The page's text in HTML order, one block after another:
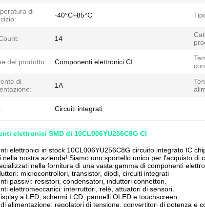
di
-40°C~85°C
14
del prodotto: Componenti elettronici CI
di
1A
Circuiti integrati
elettronici SMD di 10CL006YU256C8G CI
elettronici in stock 10CL006YU256C8G circuito integrato IC
nella nostra azienda! Siamo uno sportello unico per l'acquisto di
nella fornitura di una vasta gamma di componenti
microcontrollori, transistor, diodi, circuiti integrati
passivi: resistori, condensatori, induttori connettori.
elettromeccanici: interruttori, relè, attuatori di sensori.
a LED, schermi LCD, pannelli OLED e touchscreen.
alimentazione: regolatori di tensione, convertitori di potenza e